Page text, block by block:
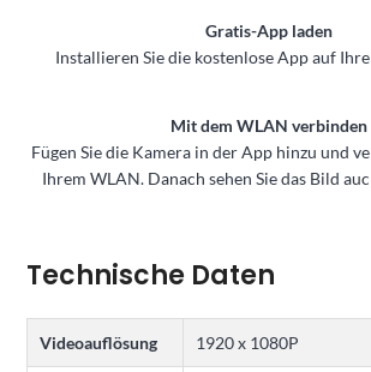
Gratis-App laden
Installieren Sie die kostenlose App auf
Mit dem WLAN verbinden
Fügen Sie die Kamera in der App hinzu und
Ihrem WLAN. Danach sehen Sie das Bild
Technische Daten
Videoauflösung 1920 x 1080P